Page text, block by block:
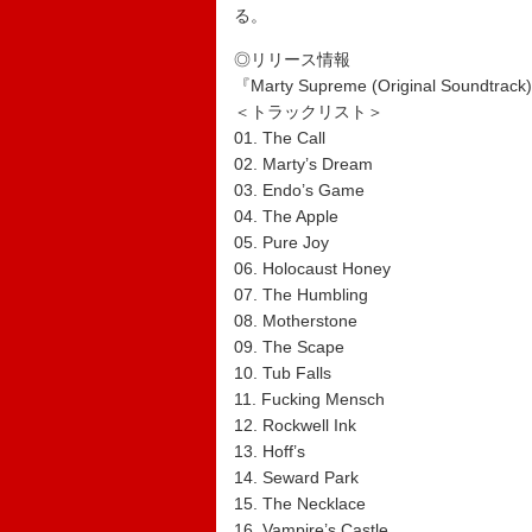
る。
◎リリース情報
『Marty Supreme (Original
＜トラックリスト＞
01. The Call
02. Marty’s Dream
03. Endo’s Game
04. The Apple
05. Pure Joy
06. Holocaust Honey
07. The Humbling
08. Motherstone
09. The Scape
10. Tub Falls
11. Fucking Mensch
12. Rockwell Ink
13. Hoff’s
14. Seward Park
15. The Necklace